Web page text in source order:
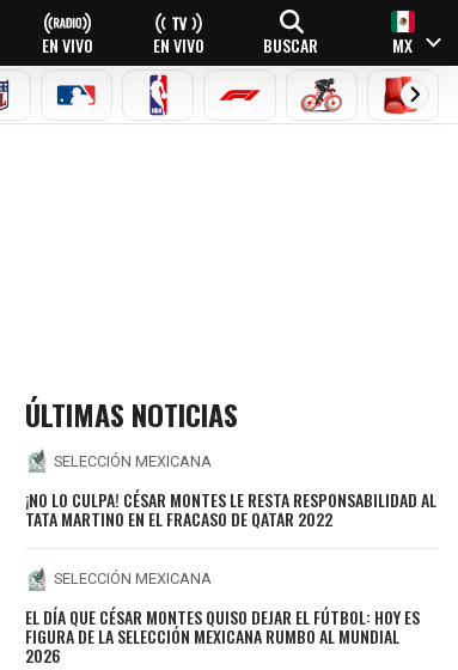
EN VIVO EN VIVO BUSCAR MX
MLB NBA FÓRMULA 1CICLISMOBOXEO
ÚLTIMAS NOTICIAS
SELECCIÓN MEXICANA
¡NO LO CULPA! CÉSAR MONTES LE RESTA RESPONSABILIDAD AL
TATA MARTINO EN EL FRACASO DE QATAR 2022
SELECCIÓN MEXICANA
EL DÍA QUE CÉSAR MONTES QUISO DEJAR EL FÚTBOL: HOY ES
FIGURA DE LA SELECCIÓN MEXICANA RUMBO AL MUNDIAL
2026